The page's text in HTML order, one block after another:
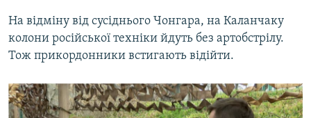
На відміну від сусіднього Чонгара, на Каланчаку
колони російської техніки йдуть без артобстрілу.
Тож прикордонники встигають відійти.